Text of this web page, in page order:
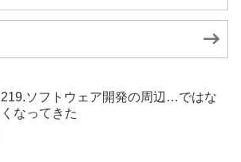
219.ソフトウェア開発の周辺…ではな
くなってきた